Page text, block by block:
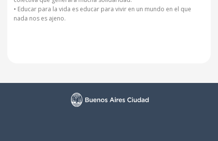
• Educar para la vida es educar para vivir en un mundo en el que
nada nos es ajeno.